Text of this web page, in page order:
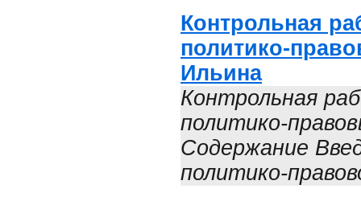
Контрольная
политико-
Ильина
Контрольная
политико-
Содержание
политико-